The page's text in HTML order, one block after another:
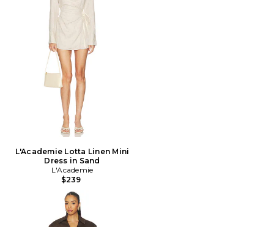
L'Academie Lotta Linen Mini
Dress in Sand
L'Academie
$239